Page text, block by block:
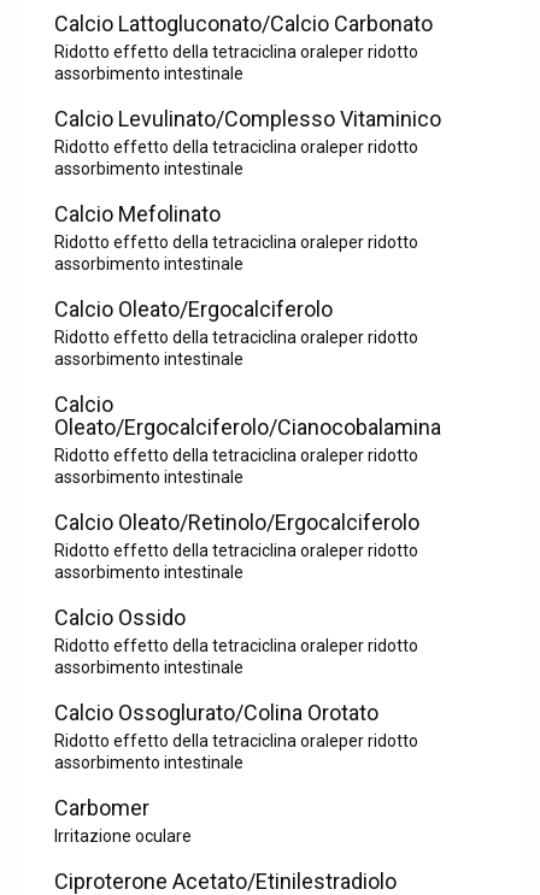
Calcio Lattogluconato/Calcio Carbonato
Ridotto effetto della tetraciclina oraleper ridotto
assorbimento intestinale
Calcio Levulinato/Complesso Vitaminico
Ridotto effetto della tetraciclina oraleper ridotto
assorbimento intestinale
Calcio Mefolinato
Ridotto effetto della tetraciclina oraleper ridotto
assorbimento intestinale
Calcio Oleato/Ergocalciferolo
Ridotto effetto della tetraciclina oraleper ridotto
assorbimento intestinale
Calcio
Oleato/Ergocalciferolo/Cianocobalamina
Ridotto effetto della tetraciclina oraleper ridotto
assorbimento intestinale
Calcio Oleato/Retinolo/Ergocalciferolo
Ridotto effetto della tetraciclina oraleper ridotto
assorbimento intestinale
Calcio Ossido
Ridotto effetto della tetraciclina oraleper ridotto
assorbimento intestinale
Calcio Ossoglurato/Colina Orotato
Ridotto effetto della tetraciclina oraleper ridotto
assorbimento intestinale
Carbomer
Irritazione oculare
Ciproterone Acetato/Etinilestradiolo